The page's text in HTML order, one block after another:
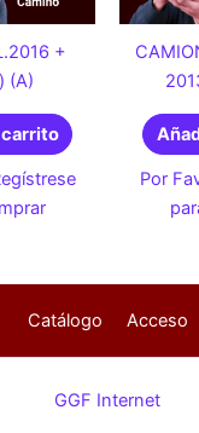
+
(A)
carrito
Por
Catálogo Acceso
GGF Internet